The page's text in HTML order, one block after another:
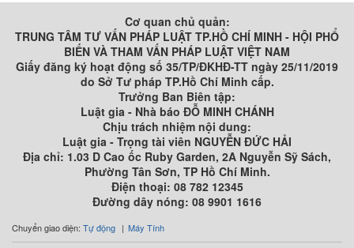
Cơ quan chủ quản:
TRUNG TÂM TƯ VẤN PHÁP LUẬT TP.HỒ CHÍ MINH - HỘI PHỔ
BIẾN VÀ THAM VẤN PHÁP LUẬT VIỆT NAM
Giấy đăng ký hoạt động số 35/TP/ĐKHĐ-TT ngày 25/11/2019
do Sở Tư pháp TP.Hồ Chí Minh cấp.
Trưởng Ban Biên tập:
Luật gia - Nhà báo ĐỖ MINH CHÁNH
Chịu trách nhiệm nội dung:
Luật gia - Trọng tài viên NGUYỄN ĐỨC HẢI
Địa chỉ: 1.03 D Cao ốc Ruby Garden, 2A Nguyễn Sỹ Sách,
Phường Tân Sơn, TP Hồ Chí Minh.
Điện thoại: 08 782 12345
Đường dây nóng: 08 9901 1616
Chuyển giao diện: Tự động Máy Tính